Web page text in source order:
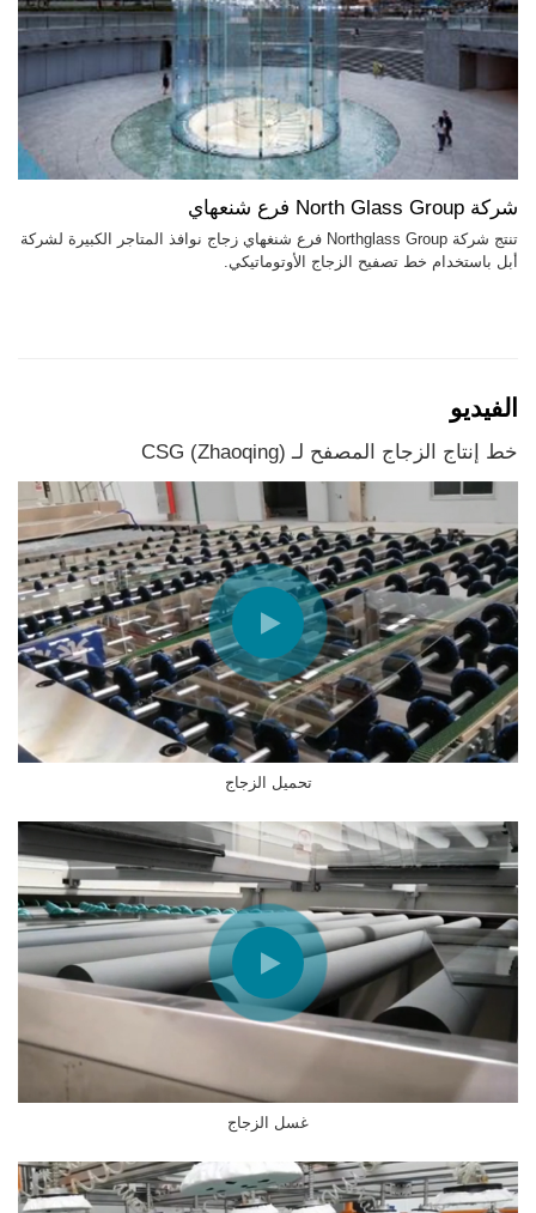
شركة North Glass Group فرع شنعهاي
تنتج شركة Northglass Group فرع شنغهاي زجاج نوافذ المتاجر الكبيرة لشركة
أبل باستخدام خط تصفيح الزجاج الأوتوماتيكي.
الفيديو
خط إنتاج الزجاج المصفح لـ CSG (Zhaoqing)
تحميل الزجاج
غسل الزجاج